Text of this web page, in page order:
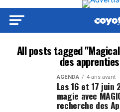
All posts tagged
des
AGENDA 4 ans avant
Les 16 et 17 juin
magie avec
recherche des